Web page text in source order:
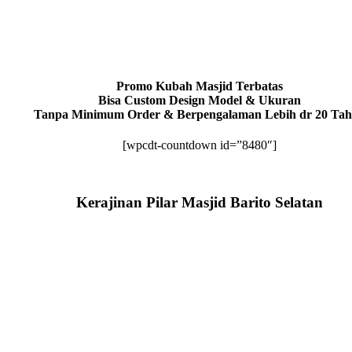
Promo Kubah Masjid Terbatas
Bisa Custom Design Model & Ukuran
Tanpa Minimum Order & Berpengalaman Lebih dr 20
[wpcdt-countdown id=”8480″]
Kerajinan Pilar Masjid Barito Selatan